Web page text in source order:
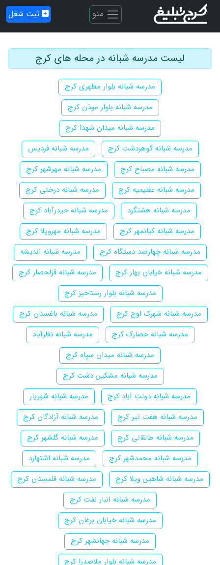
منو ثبت شغل
لیست مدرسه شبانه در محله های کرج
مدرسه شبانه بلوار مطهری کرج
مدرسه شبانه بلوار موذن کرج
مدرسه شبانه میدان شهدا کرج
مدرسه شبانه گوهردشت کرج
مدرسه شبانه فردیس
مدرسه شبانه مصباح کرج
مدرسه شبانه مهرشهر کرج
مدرسه شبانه عظیمیه کرج
مدرسه شبانه درختی کرج
مدرسه شبانه هشتگرد
مدرسه شبانه حیدرآباد کرج
مدرسه شبانه کیانمهر کرج
مدرسه شبانه مهرویلا کرج
مدرسه شبانه چهارصد دستگاه کرج
مدرسه شبانه اندیشه
مدرسه شبانه خیابان بهار کرج
مدرسه شبانه قزلحصار کرج
مدرسه شبانه بلوار رستاخیز کرج
مدرسه شبانه شهرک اوج کرج
مدرسه شبانه باغستان کرج
مدرسه شبانه حصارک کرج
مدرسه شبانه نظرآباد
مدرسه شبانه میدان سپاه کرج
مدرسه شبانه مشکین دشت کرج
مدرسه شبانه دولت آباد کرج
مدرسه شبانه شهریار
مدرسه شبانه هفت تیر کرج
مدرسه شبانه آزادگان کرج
مدرسه شبانه طالقانی کرج
مدرسه شبانه گلشهر کرج
مدرسه شبانه محمدشهر کرج
مدرسه شبانه اشتهارد
مدرسه شبانه شاهین ویلا کرج
مدرسه شبانه قلمستان کرج
مدرسه شبانه انبار نفت کرج
مدرسه شبانه خیابان برغان کرج
مدرسه شبانه جهانشهر کرج
مدرسه شبانه بلوار ملاصدرا کرج